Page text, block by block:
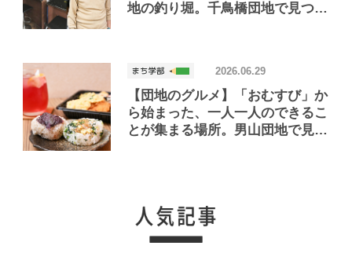
地の釣り堀。千鳥橋団地で見つけ
【団地のグルメ】「おむすび」か
ら始まった、一人一人のできるこ
とが集まる場所。男山団地で見つ
2026.06.29